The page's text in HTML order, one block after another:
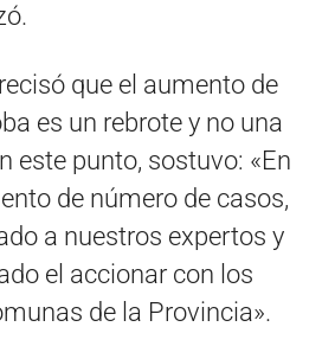
que el aumento de
es un rebrote y no una
este punto, sostuvo: «En
de número de casos,
a nuestros expertos y
el accionar con los
de la Provincia».